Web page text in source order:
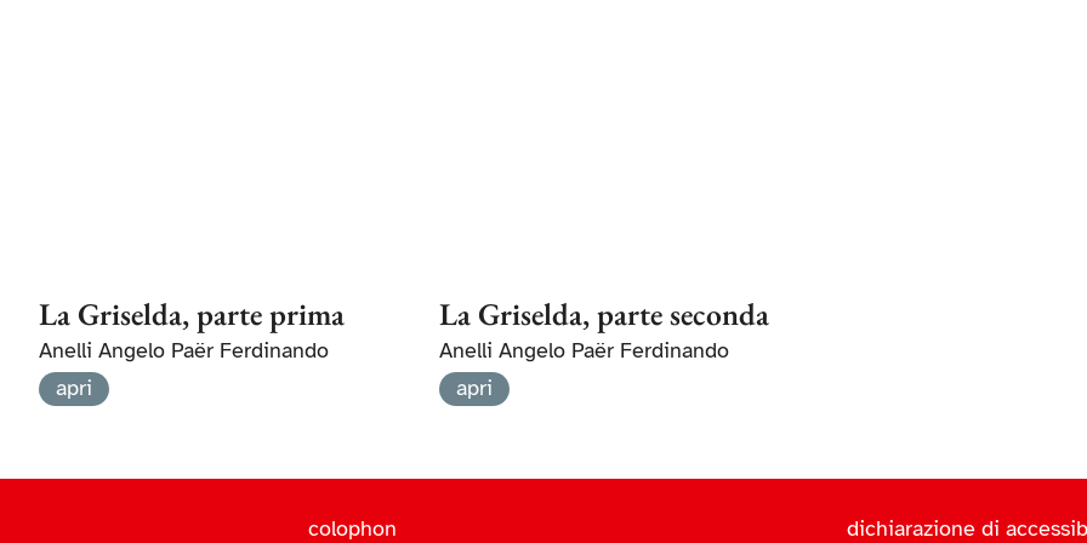
La Griselda, parte prima
Anelli Angelo Paër Ferdinando
apri
La Griselda, parte seconda
Anelli Angelo Paër Ferdinando
apri
colophon dichiarazione di